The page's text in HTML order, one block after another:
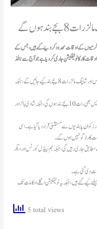
بند ہوں گے
کے اوقات محدود کر دیے گئے ہیں، جس کے
نے نئے اوقات کار کا نوٹیفکیشن جاری کردیا ہے جو آج سے نافذ
ضلعی مجسٹریٹ اسلام آباد کی جانب سے جاری نوٹیفکیشن کے مطابق تمام مارکیٹس اور شاپنگ مالز رات 8 بجے بند کیے جائیں گے، جبکہ
نوٹیفکیشن میں کہا گیا ہے کہ کریانہ اسٹورز، سبزی و پھل کی دکانیں اور بیکری شاپس بھی رات 10 بجے بند ہوں گی، جبکہ شادی ہالز اور
کو ان پابندیوں سے مستثنیٰ قرار دیا گیا ہے۔ اسی
کار لاگو نہیں ہوں گے۔
جاری رہیں گی، جبکہ جم، پیڈل کورٹس اور دیگر
دی گئی ہے۔
کیے گئے ہیں، جبکہ یہ نوٹیفکیشن اگلے احکامات تک
5 total views